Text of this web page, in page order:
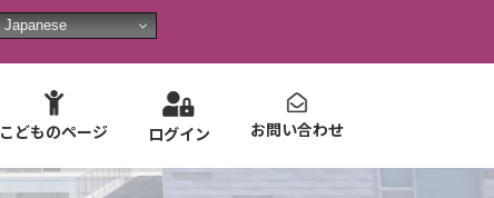
Japanese
こどものページ ログイン お問い合わせ